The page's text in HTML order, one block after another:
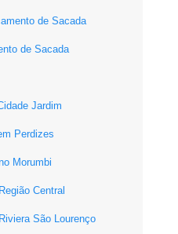
de Sacada
de Sacada
Jardim
Perdizes
Morumbi
Central
São Lourenço